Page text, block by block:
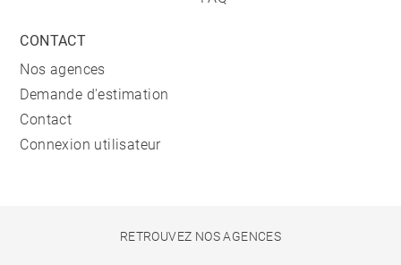
CONTACT
Nos agences
Demande d'estimation
Contact
Connexion utilisateur
RETROUVEZ NOS AGENCES